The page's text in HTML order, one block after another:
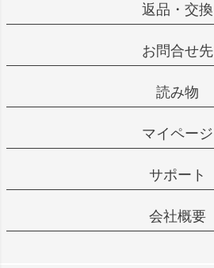
返品・交換
お問合せ先
読み物
マイページ
サポート
会社概要